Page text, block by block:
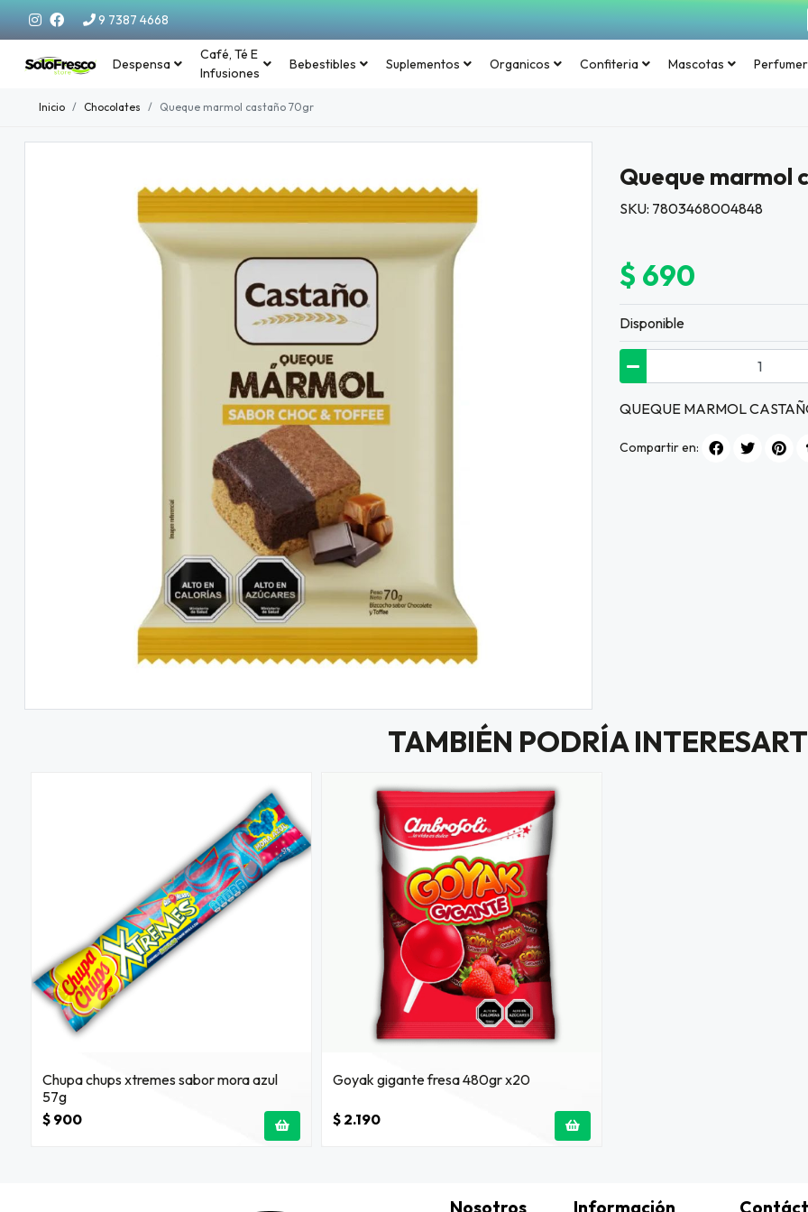
9 7387 4668
Despensa
Café, Té E
Infusiones
Bebestibles Suplementos Organicos Confiteria Mascotas
Inicio Chocolates Queque marmol castaño 70gr
Queque marmol
SKU: 7803468004848
$ 690
Disponible
QUEQUE MARMOL
Compartir en:
TAMBIÉN PODRÍA
Chupa chups xtremes sabor mora azul
57g
$ 900
Goyak gigante fresa 480gr x20
$ 2.190
Nosotros Información